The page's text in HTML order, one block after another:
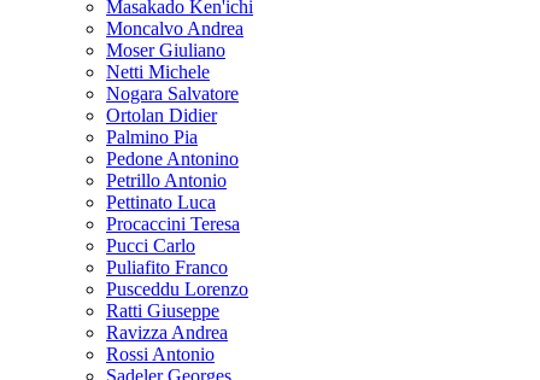
Masakado Ken'ichi
Moncalvo Andrea
Moser Giuliano
Netti Michele
Nogara Salvatore
Ortolan Didier
Palmino Pia
Pedone Antonino
Petrillo Antonio
Pettinato Luca
Procaccini Teresa
Pucci Carlo
Puliafito Franco
Pusceddu Lorenzo
Ratti Giuseppe
Ravizza Andrea
Rossi Antonio
Sadeler Georges